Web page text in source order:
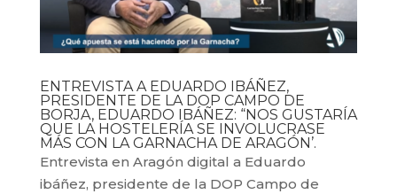
ENTREVISTA A EDUARDO IBÁÑEZ,
PRESIDENTE DE LA DOP CAMPO DE
BORJA, EDUARDO IBÁÑEZ: “NOS GUSTARÍA
QUE LA HOSTELERÍA SE INVOLUCRASE
MÁS CON LA GARNACHA DE ARAGÓN’.
Entrevista en Aragón digital a Eduardo
ibáñez, presidente de la DOP Campo de